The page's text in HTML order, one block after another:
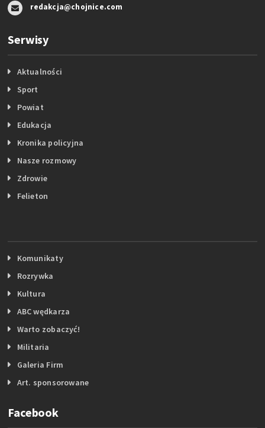
redakcja@chojnice.com
Serwisy
Aktualności
Sport
Powiat
Edukacja
Kronika policyjna
Nasze rozmowy
Zdrowie
Felieton
Komunikaty
Rozrywka
Kultura
ABC wędkarza
Warto zobaczyć!
Militaria
Galeria Firm
Art. sponsorowane
Facebook